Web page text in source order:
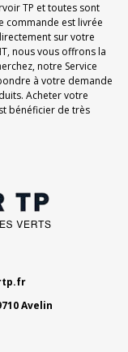
TP et toutes sont
commande est livrée
sur votre
nous vous offrons la
notre Service
à votre demande
Acheter votre
bénéficier de très
Avelin